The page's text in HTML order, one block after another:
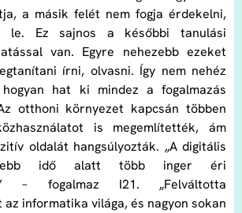
a másik felét nem fogja érdekelni,
le. Ez sajnos a későbbi tanulási
van. Egyre nehezebb ezeket
írni, olvasni. Így nem nehéz
hogyan hat ki mindez a fogalmazás
otthoni környezet kapcsán többen
is megemlítették, ám
oldalát hangsúlyozták. „A digitális
idő alatt több inger éri
– fogalmaz I21. „Felváltotta
informatika világa, és nagyon sokan